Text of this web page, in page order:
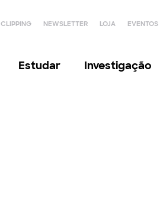
CLIPPING NEWSLETTER LOJA EVENTOS
Estudar Investigação